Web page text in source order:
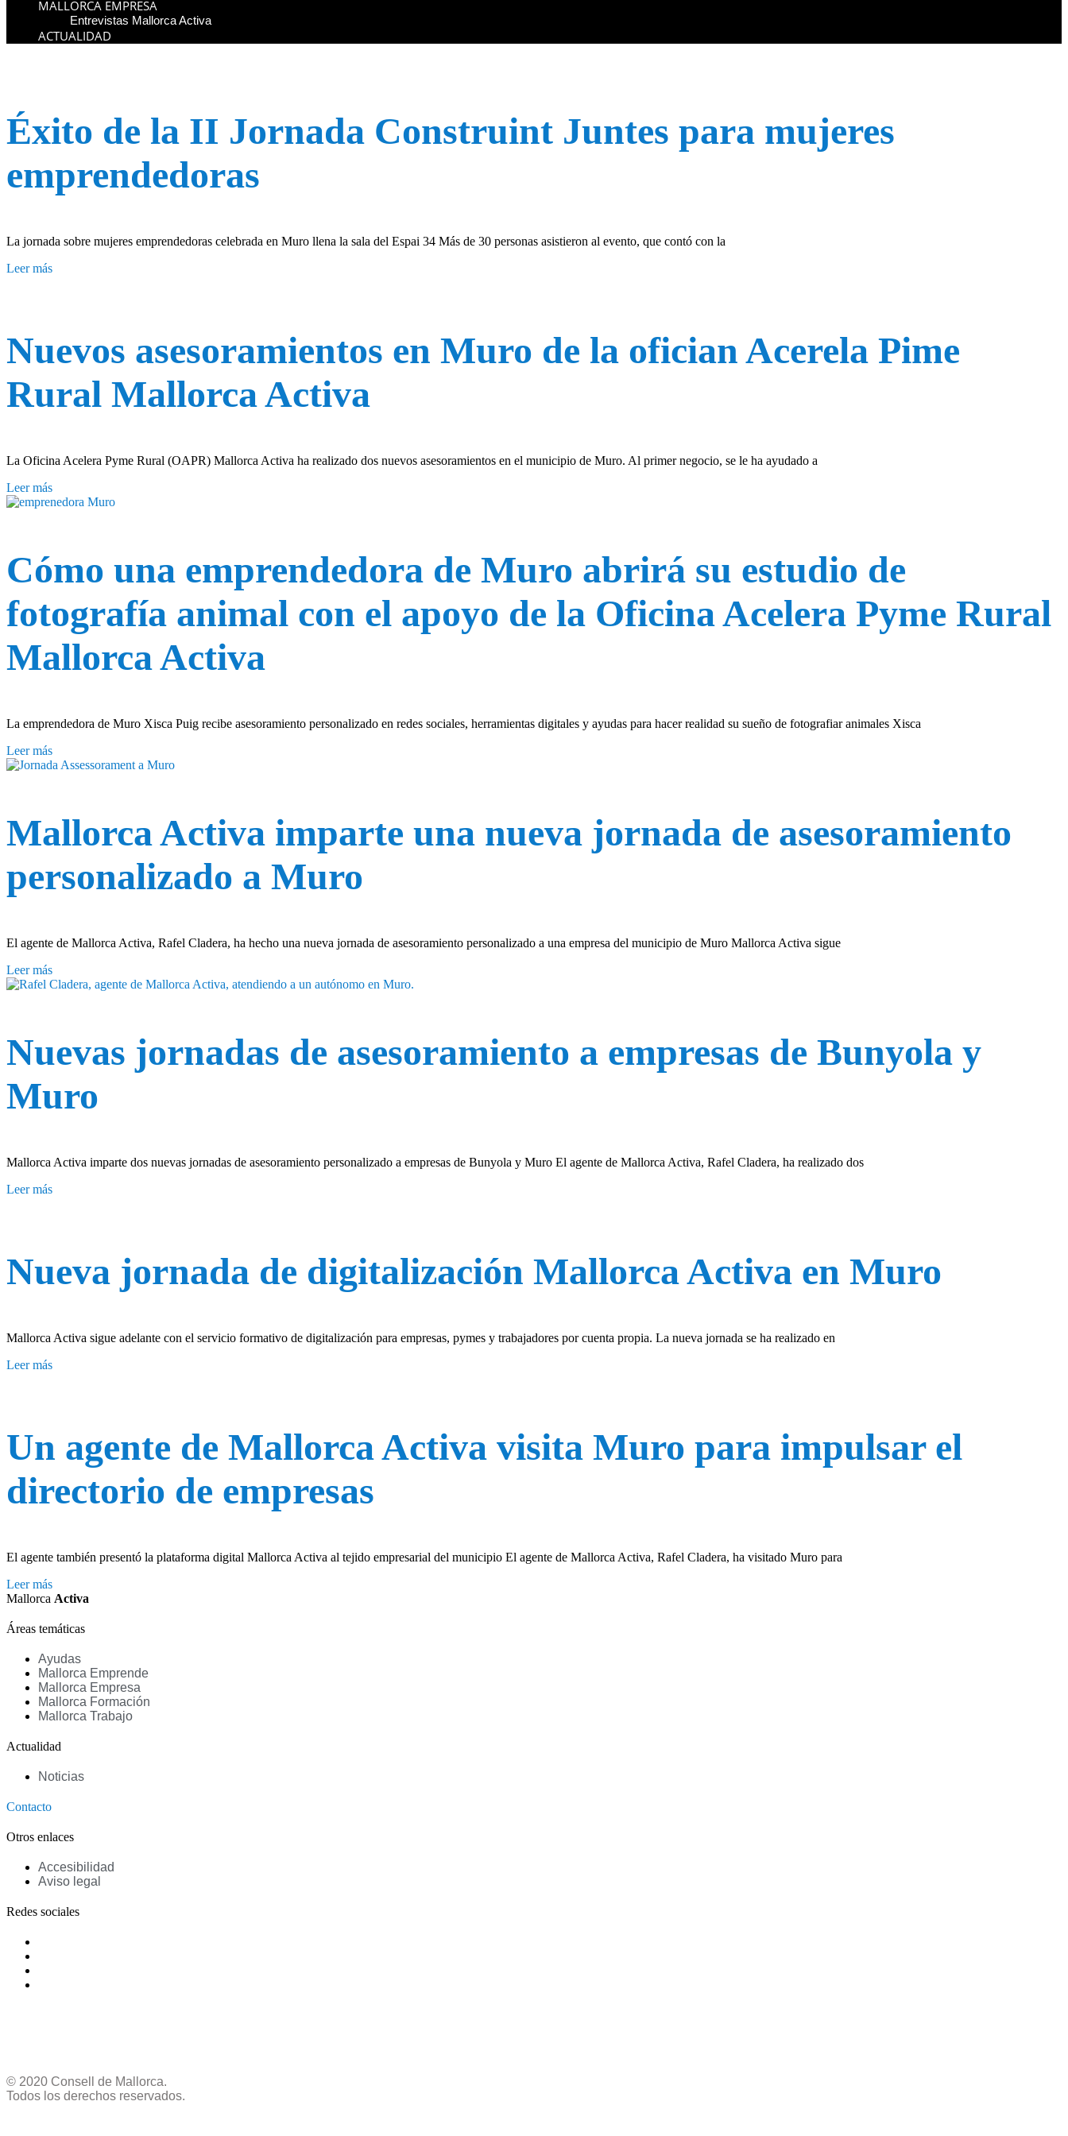
MALLORCA EMPRESA
Entrevistas Mallorca Activa
ACTUALIDAD
Éxito de la II Jornada Construint Juntes para mujeres
emprendedoras
La jornada sobre mujeres emprendedoras celebrada en Muro llena la sala del Espai 34 Más de 30 personas asistieron al evento, que contó con la
Leer más
Nuevos asesoramientos en Muro de la ofician Acerela Pime
Rural Mallorca Activa
La Oficina Acelera Pyme Rural (OAPR) Mallorca Activa ha realizado dos nuevos asesoramientos en el municipio de Muro. Al primer negocio, se le ha ayudado a
Leer más
Cómo una emprendedora de Muro abrirá su estudio de
fotografía animal con el apoyo de la Oficina Acelera Pyme Rural
Mallorca Activa
La emprendedora de Muro Xisca Puig recibe asesoramiento personalizado en redes sociales, herramientas digitales y ayudas para hacer realidad su sueño de fotografiar animales Xisca
Leer más
Mallorca Activa imparte una nueva jornada de asesoramiento
personalizado a Muro
El agente de Mallorca Activa, Rafel Cladera, ha hecho una nueva jornada de asesoramiento personalizado a una empresa del municipio de Muro Mallorca Activa sigue
Leer más
Nuevas jornadas de asesoramiento a empresas de Bunyola y
Muro
Mallorca Activa imparte dos nuevas jornadas de asesoramiento personalizado a empresas de Bunyola y Muro El agente de Mallorca Activa, Rafel Cladera, ha realizado dos
Leer más
Nueva jornada de digitalización Mallorca Activa en Muro
Mallorca Activa sigue adelante con el servicio formativo de digitalización para empresas, pymes y trabajadores por cuenta propia. La nueva jornada se ha realizado en
Leer más
Un agente de Mallorca Activa visita Muro para impulsar el
directorio de empresas
El agente también presentó la plataforma digital Mallorca Activa al tejido empresarial del municipio El agente de Mallorca Activa, Rafel Cladera, ha visitado Muro para
Leer más
Mallorca Activa
Áreas temáticas
Ayudas
Mallorca Emprende
Mallorca Empresa
Mallorca Formación
Mallorca Trabajo
Actualidad
Noticias
Contacto
Otros enlaces
Accesibilidad
Aviso legal
Redes sociales
© 2020 Consell de Mallorca.
Todos los derechos reservados.